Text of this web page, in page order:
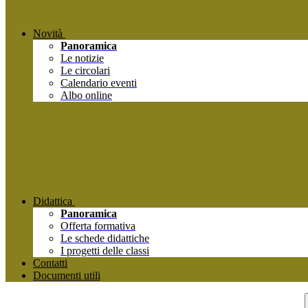
Novità
Panoramica
Le notizie
Le circolari
Calendario eventi
Albo online
Didattica
Panoramica
Offerta formativa
Le schede didattiche
I progetti delle classi
Contatti
Documenti utili